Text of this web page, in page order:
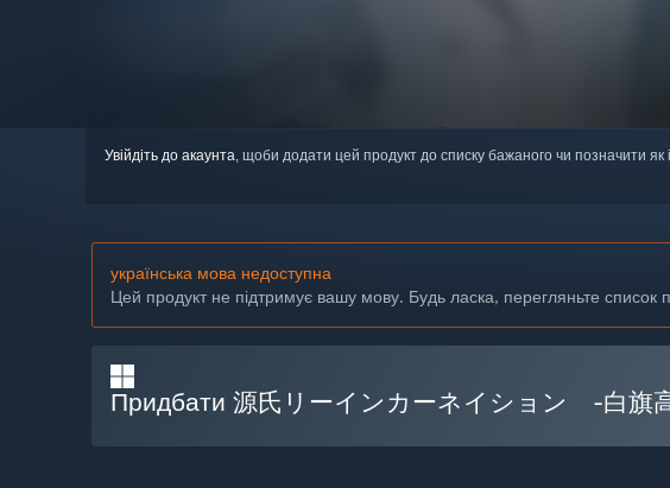
Увійдіть до акаунта, щоби додати цей продукт до списку бажаного чи позначити як
українська мова недоступна
Цей продукт не підтримує вашу мову. Будь ласка, перегляньте список
Придбати 源氏リーインカーネイション -白旗